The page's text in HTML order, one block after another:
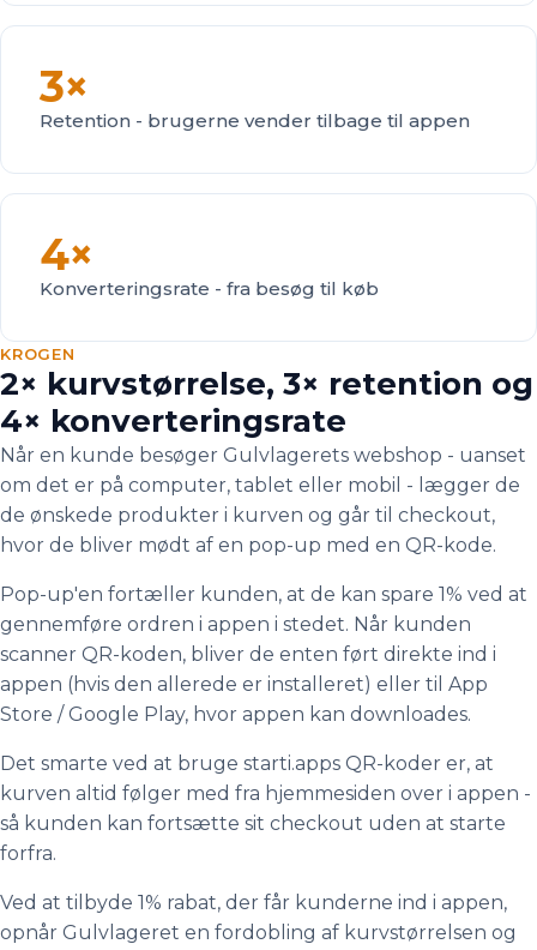
3×
Retention - brugerne vender tilbage til appen
4×
Konverteringsrate - fra besøg til køb
KROGEN
2× kurvstørrelse, 3× retention og
4× konverteringsrate
Når en kunde besøger Gulvlagerets webshop - uanset
om det er på computer, tablet eller mobil - lægger de
de ønskede produkter i kurven og går til checkout,
hvor de bliver mødt af en pop-up med en QR-kode.
Pop-up'en fortæller kunden, at de kan spare 1% ved at
gennemføre ordren i appen i stedet. Når kunden
scanner QR-koden, bliver de enten ført direkte ind i
appen (hvis den allerede er installeret) eller til App
Store / Google Play, hvor appen kan downloades.
Det smarte ved at bruge starti.apps QR-koder er, at
kurven altid følger med fra hjemmesiden over i appen -
så kunden kan fortsætte sit checkout uden at starte
forfra.
Ved at tilbyde 1% rabat, der får kunderne ind i appen,
opnår Gulvlageret en fordobling af kurvstørrelsen og